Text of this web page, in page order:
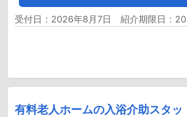
受付日：2026年8月7日 紹介期限日：
有料老人ホームの入浴介助スタ